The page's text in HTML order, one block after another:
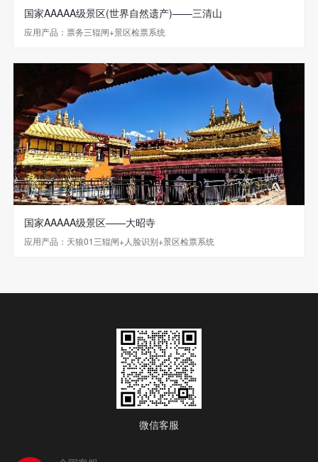
国家AAAAA级景区(世界自然遗产)——三清山
应用产品：票务三辊闸+景区检票系统
国家AAAAA级景区——大昭寺
应用产品：天狼01三辊闸+人脸识别+景区检票系统
微信客服